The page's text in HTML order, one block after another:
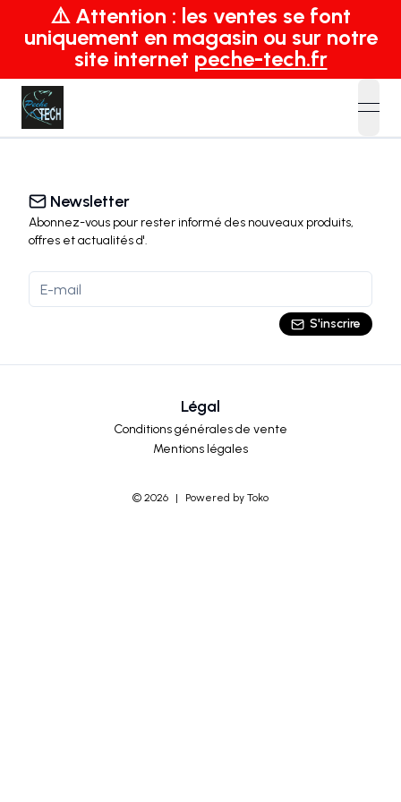
⚠️ Attention : les ventes se font
uniquement en magasin ou sur notre
site internet peche-tech.fr
Newsletter
Abonnez-vous pour rester informé des nouveaux produits,
offres et actualitésd'.
S'inscrire
Légal
Conditions générales de vente
Mentions légales
© 2026 | Powered by Toko